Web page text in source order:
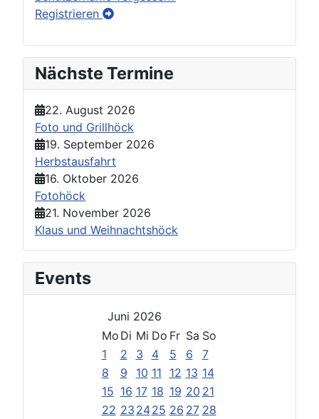
Registrieren
Nächste Termine
22. August 2026
Foto und Grillhöck
19. September 2026
Herbstausfahrt
16. Oktober 2026
Fotohöck
21. November 2026
Klaus und Weihnachtshöck
Events
Juni 2026
Mo Di Mi Do Fr Sa So
1
2 3 4 5 6
7
8
9 10 11 12 13 14
15 16 17 18 19 20 21
22 23 2425 26 27 28